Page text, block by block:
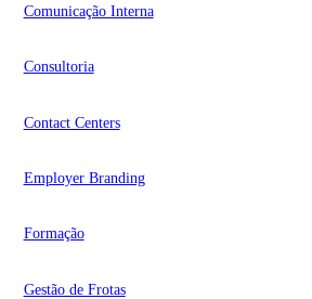
Comunicação Interna
Consultoria
Contact Centers
Employer Branding
Formação
Gestão de Frotas